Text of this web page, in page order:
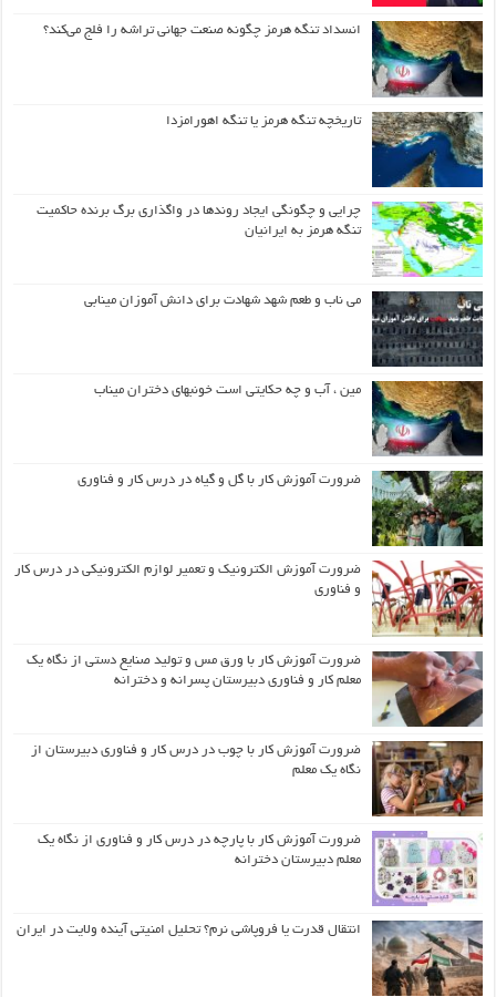
انسداد تنگه هرمز چگونه صنعت جهانی تراشه را فلج می‌کند؟
تاریخچه تنگه هرمز یا تنگه اهورامزدا
چرایی و چگونگی ایجاد روندها در واگذاری برگ برنده حاکمیت
تنگه هرمز به ایرانیان
می ناب و طعم شهد شهادت برای دانش آموزان مینابی
مین ، آب و چه حکایتی است خونبهای دختران میناب
ضرورت آموزش کار با گل و گیاه در درس کار و فناوری
ضرورت آموزش الکترونیک و تعمیر لوازم الکترونیکی در درس کار
و فناوری
ضرورت آموزش کار با ورق مس و تولید صنایع دستی از نگاه یک
معلم کار و فناوری دبیرستان پسرانه و دخترانه
ضرورت آموزش کار با چوب در درس کار و فناوری دبیرستان از
نگاه یک معلم
ضرورت آموزش کار با پارچه در درس کار و فناوری از نگاه یک
معلم دبیرستان دخترانه
انتقال قدرت یا فروپاشی نرم؟ تحلیل امنیتی آینده ولایت در ایران